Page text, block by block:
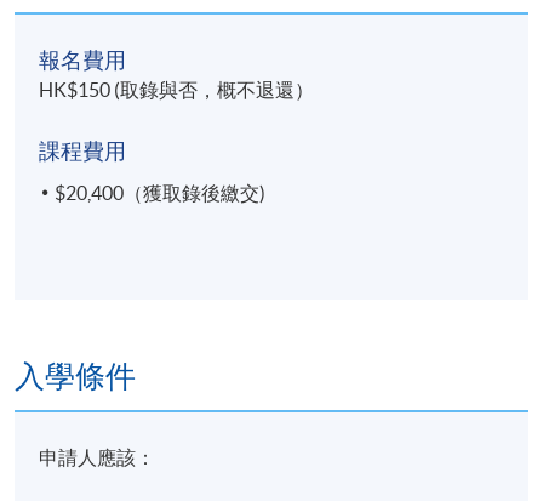
報名費用
HK$150 (取錄與否，概不退還）
課程費用
$20,400（獲取錄後繳交)
入學條件
申請人應該：